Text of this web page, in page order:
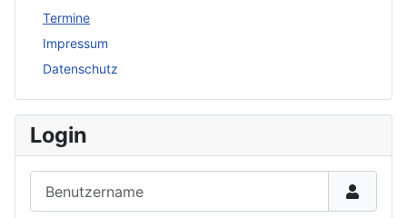
Termine
Impressum
Datenschutz
Login